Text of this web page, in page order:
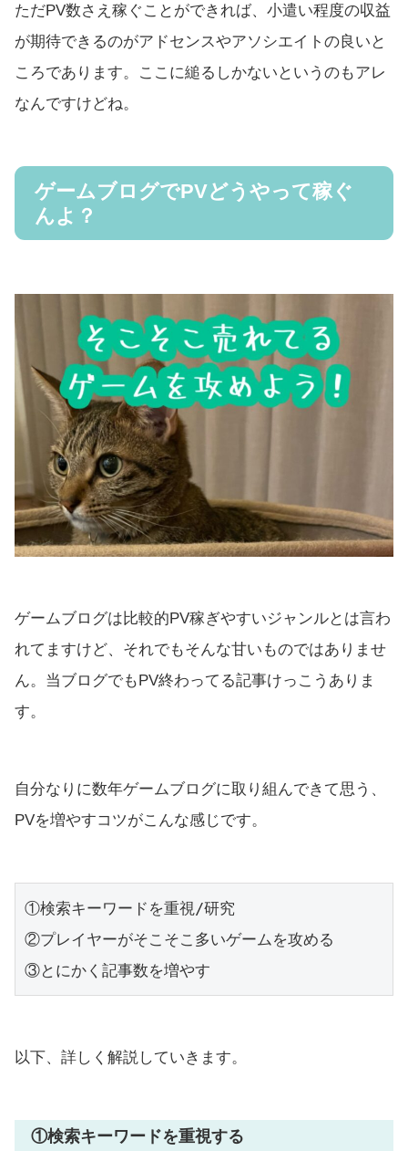
ただPV数さえ稼ぐことができれば、小遣い程度の収益
が期待できるのがアドセンスやアソシエイトの良いと
ころであります。ここに縋るしかないというのもアレ
なんですけどね。
ゲームブログでPVどうやって稼ぐ
んよ？
ゲームブログは比較的PV稼ぎやすいジャンルとは言わ
れてますけど、それでもそんな甘いものではありませ
ん。当ブログでもPV終わってる記事けっこうありま
す。
自分なりに数年ゲームブログに取り組んできて思う、
PVを増やすコツがこんな感じです。
①検索キーワードを重視/研究
②プレイヤーがそこそこ多いゲームを攻める
③とにかく記事数を増やす
以下、詳しく解説していきます。
①検索キーワードを重視する